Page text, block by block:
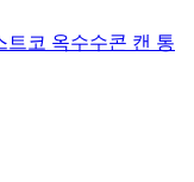
트코 옥수수콘 캔 통